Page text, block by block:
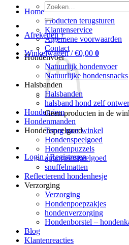
Home
Producten terugsturen
Klantenservice
Algemene voorwaarden
Contact
Hondenvoer
Natuurlijk hondenvoer
Natuurlijke hondensnacks
Halsbanden
Halsbanden
halsband hond zelf
Hondenriem
Hondenmanden
Hondenspeelgoed
Hondenspeelgoed
Hondenpuzzels
apporteerspeelgoed
snuffelmatten
Reflecterend hondenhesje
Verzorging
Verzorging
Hondenpoepzakjes
hondenverzorging
Hondenborstel –
Blog
Klantenreacties
Zoeken
naar:
Afrekenen +
Winkelwagen /€0,00 0
Geen producten in de
Terug naar winkel
Login / Registreren